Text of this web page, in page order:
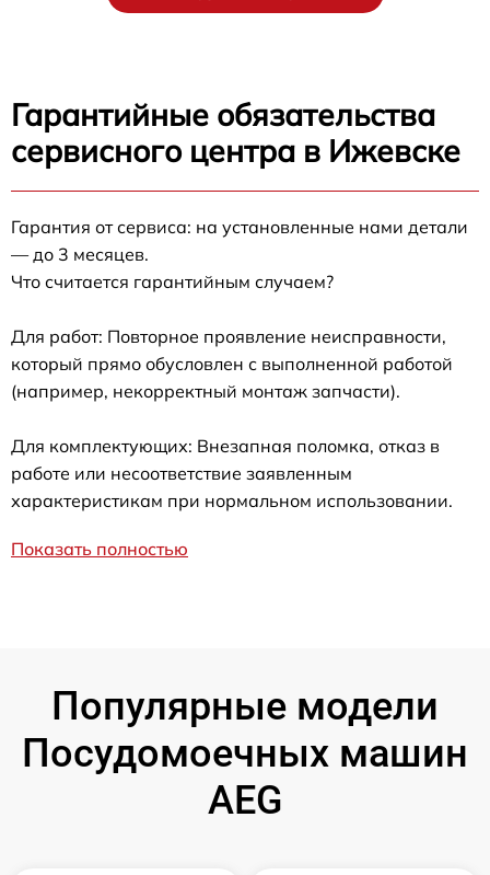
Гарантийные обязательства
сервисного центра в Ижевске
Гарантия от сервиса: на установленные нами детали
— до 3 месяцев.
Что считается гарантийным случаем?
Для работ: Повторное проявление неисправности,
который прямо обусловлен с выполненной работой
(например, некорректный монтаж запчасти).
Для комплектующих: Внезапная поломка, отказ в
работе или несоответствие заявленным
характеристикам при нормальном использовании.
Показать полностью
Популярные модели
Посудомоечных машин
AEG